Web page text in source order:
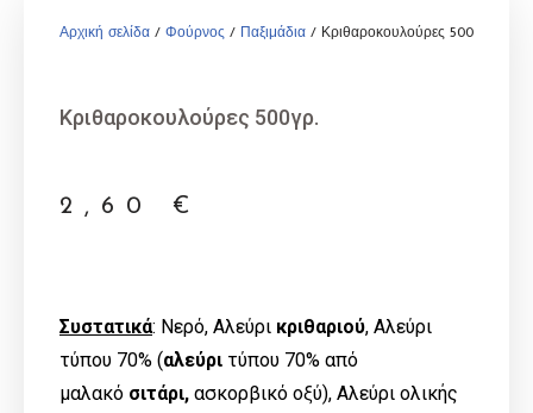
Αρχική σελίδα / Φούρνος / Παξιμάδια / Κριθαροκουλούρες 500γρ.
Κριθαροκουλούρες 500γρ.
2,60 €
Συστατικά: Νερό, Αλεύρι κριθαριού, Αλεύρι
τύπου 70% (αλεύρι τύπου 70% από
μαλακό σιτάρι, ασκορβικό οξύ), Αλεύρι ολικής